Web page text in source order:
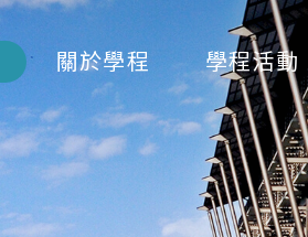
關於學程 學程活動